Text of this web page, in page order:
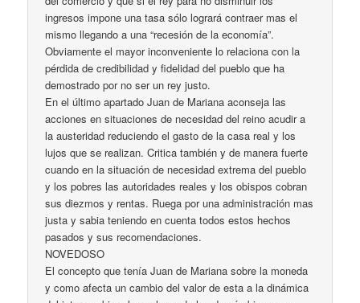
ingresos impone una tasa sólo logrará contraer mas el
mismo llegando a una “recesión de la economía”.
Obviamente el mayor inconveniente lo relaciona con la
pérdida de credibilidad y fidelidad del pueblo que ha
demostrado por no ser un rey justo.
En el último apartado Juan de Mariana aconseja las
acciones en situaciones de necesidad del reino acudir a
la austeridad reduciendo el gasto de la casa real y los
lujos que se realizan. Critica también y de manera fuerte
cuando en la situación de necesidad extrema del pueblo
y los pobres las autoridades reales y los obispos cobran
sus diezmos y rentas. Ruega por una administración mas
justa y sabia teniendo en cuenta todos estos hechos
pasados y sus recomendaciones.
NOVEDOSO
El concepto que tenía Juan de Mariana sobre la moneda
y como afecta un cambio del valor de esta a la dinámica